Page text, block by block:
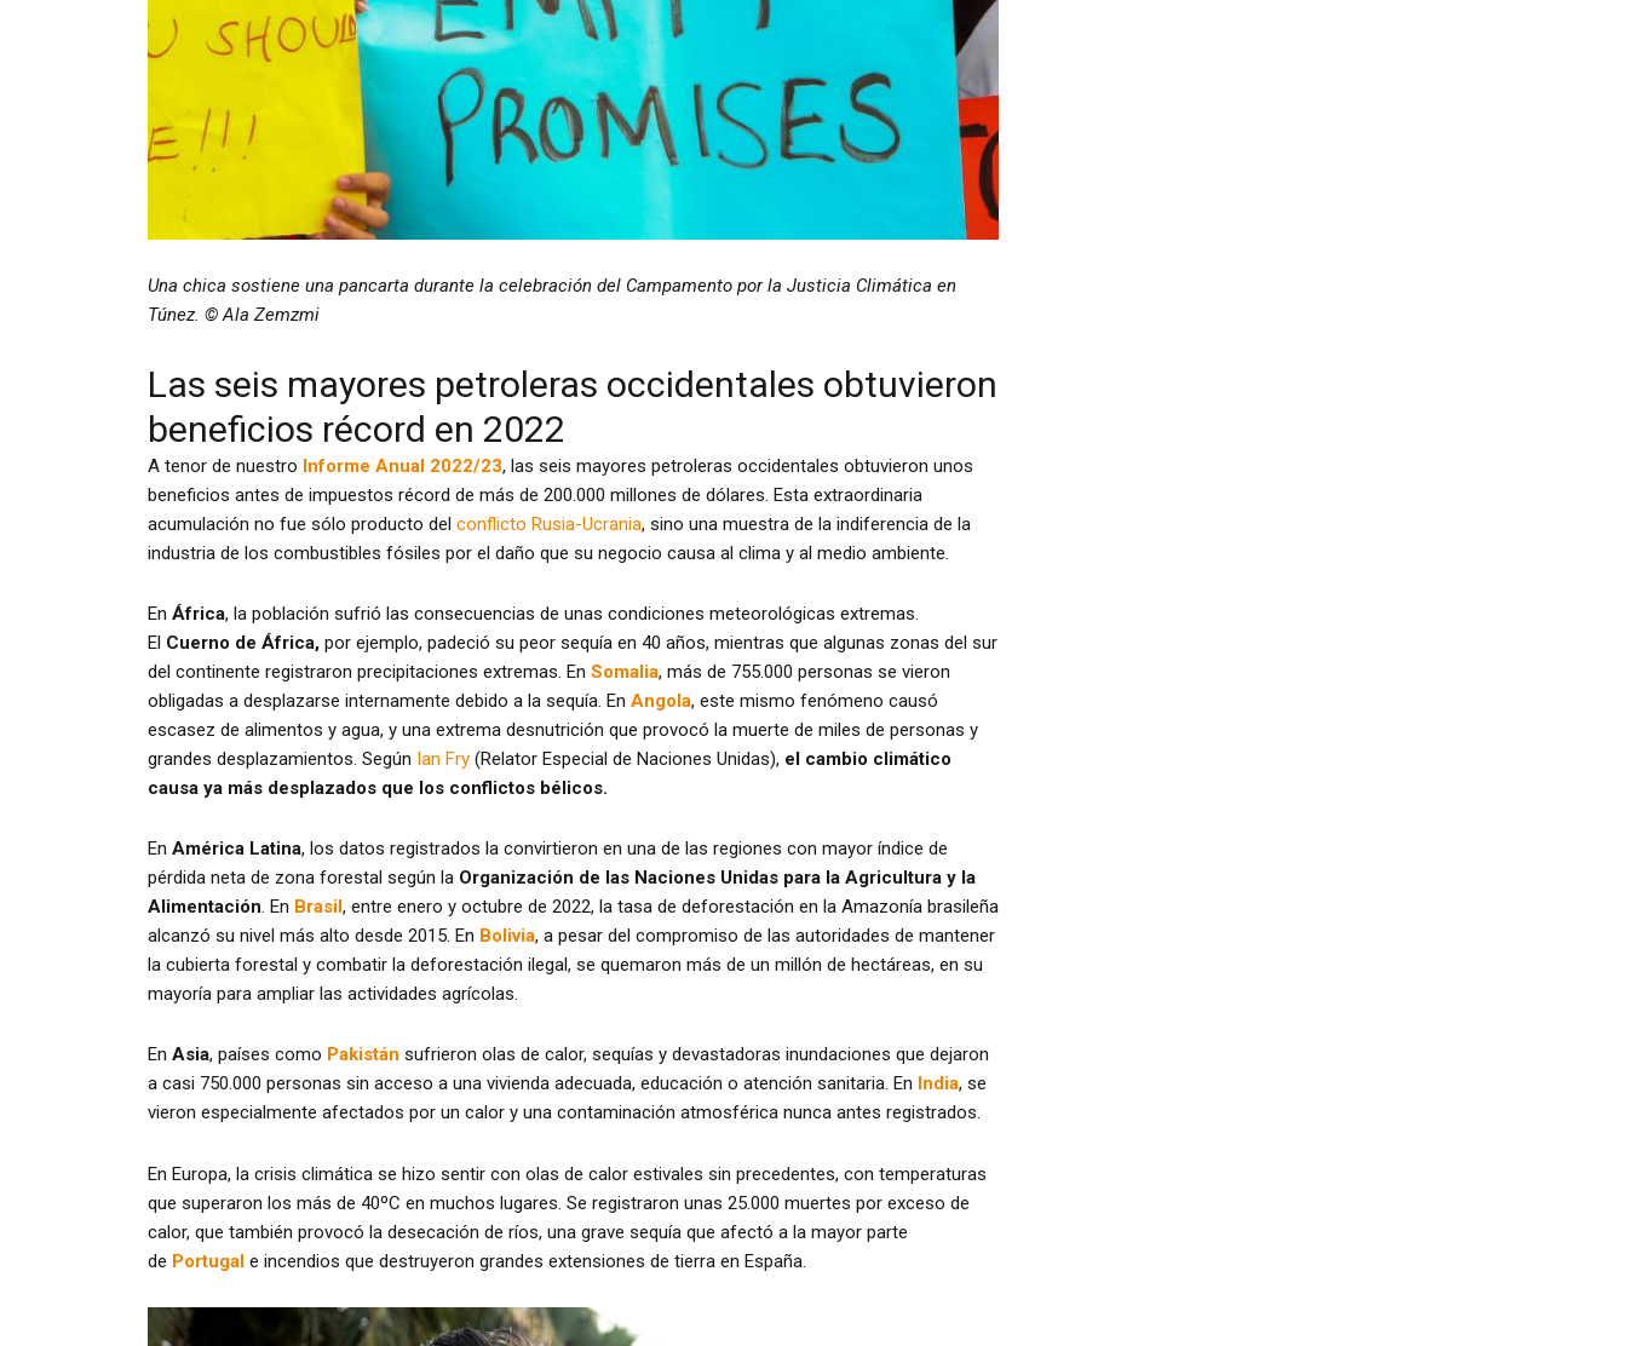
Una chica sostiene una pancarta durante la celebración del Campamento por la Justicia Climática en
Túnez. © Ala Zemzmi
Las seis mayores petroleras occidentales obtuvieron
beneficios récord en 2022
A tenor de nuestro Informe Anual 2022/23, las seis mayores petroleras occidentales obtuvieron unos
beneficios antes de impuestos récord de más de 200.000 millones de dólares. Esta extraordinaria
acumulación no fue sólo producto del conflicto Rusia-Ucrania, sino una muestra de la indiferencia de la
industria de los combustibles fósiles por el daño que su negocio causa al clima y al medio ambiente.
En África, la población sufrió las consecuencias de unas condiciones meteorológicas extremas.
El Cuerno de África, por ejemplo, padeció su peor sequía en 40 años, mientras que algunas zonas del sur
del continente registraron precipitaciones extremas. En Somalia, más de 755.000 personas se vieron
obligadas a desplazarse internamente debido a la sequía. En Angola, este mismo fenómeno causó
escasez de alimentos y agua, y una extrema desnutrición que provocó la muerte de miles de personas y
grandes desplazamientos. Según Ian Fry (Relator Especial de Naciones Unidas), el cambio climático
causa ya más desplazados que los conflictos bélicos.
En América Latina, los datos registrados la convirtieron en una de las regiones con mayor índice de
pérdida neta de zona forestal según la Organización de las Naciones Unidas para la Agricultura y la
Alimentación. En Brasil, entre enero y octubre de 2022, la tasa de deforestación en la Amazonía brasileña
alcanzó su nivel más alto desde 2015. En Bolivia, a pesar del compromiso de las autoridades de mantener
la cubierta forestal y combatir la deforestación ilegal, se quemaron más de un millón de hectáreas, en su
mayoría para ampliar las actividades agrícolas.
En Asia, países como Pakistán sufrieron olas de calor, sequías y devastadoras inundaciones que dejaron
a casi 750.000 personas sin acceso a una vivienda adecuada, educación o atención sanitaria. En India, se
vieron especialmente afectados por un calor y una contaminación atmosférica nunca antes registrados.
En Europa, la crisis climática se hizo sentir con olas de calor estivales sin precedentes, con temperaturas
que superaron los más de 40ºC en muchos lugares. Se registraron unas 25.000 muertes por exceso de
calor, que también provocó la desecación de ríos, una grave sequía que afectó a la mayor parte
de Portugal e incendios que destruyeron grandes extensiones de tierra en España.